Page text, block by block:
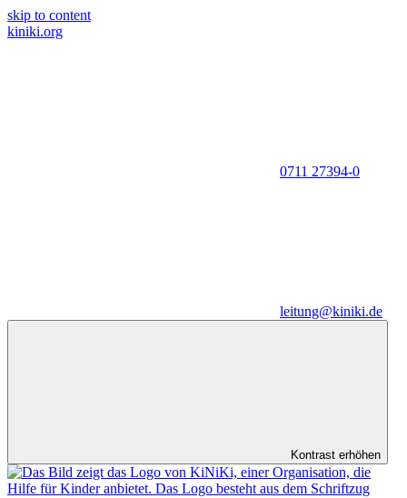
skip to content
kiniki.org
0711 27394-0
leitung@kiniki.de
Kontrast erhöhen